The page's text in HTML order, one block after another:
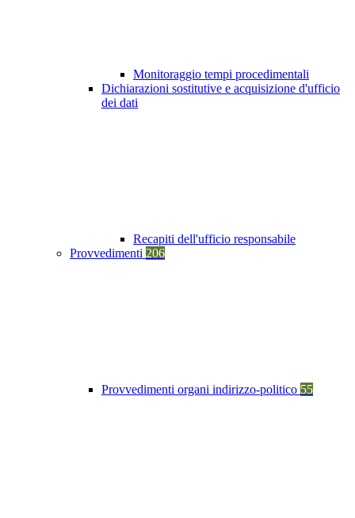
Monitoraggio tempi procedimentali
Dichiarazioni sostitutive e acquisizione d'ufficio
dei dati
Recapiti dell'ufficio responsabile
Provvedimenti 206
Provvedimenti organi indirizzo-politico 55